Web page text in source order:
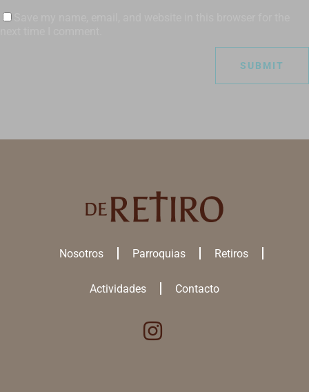
Nosotros Parroquias Retiros
Actividades Contacto